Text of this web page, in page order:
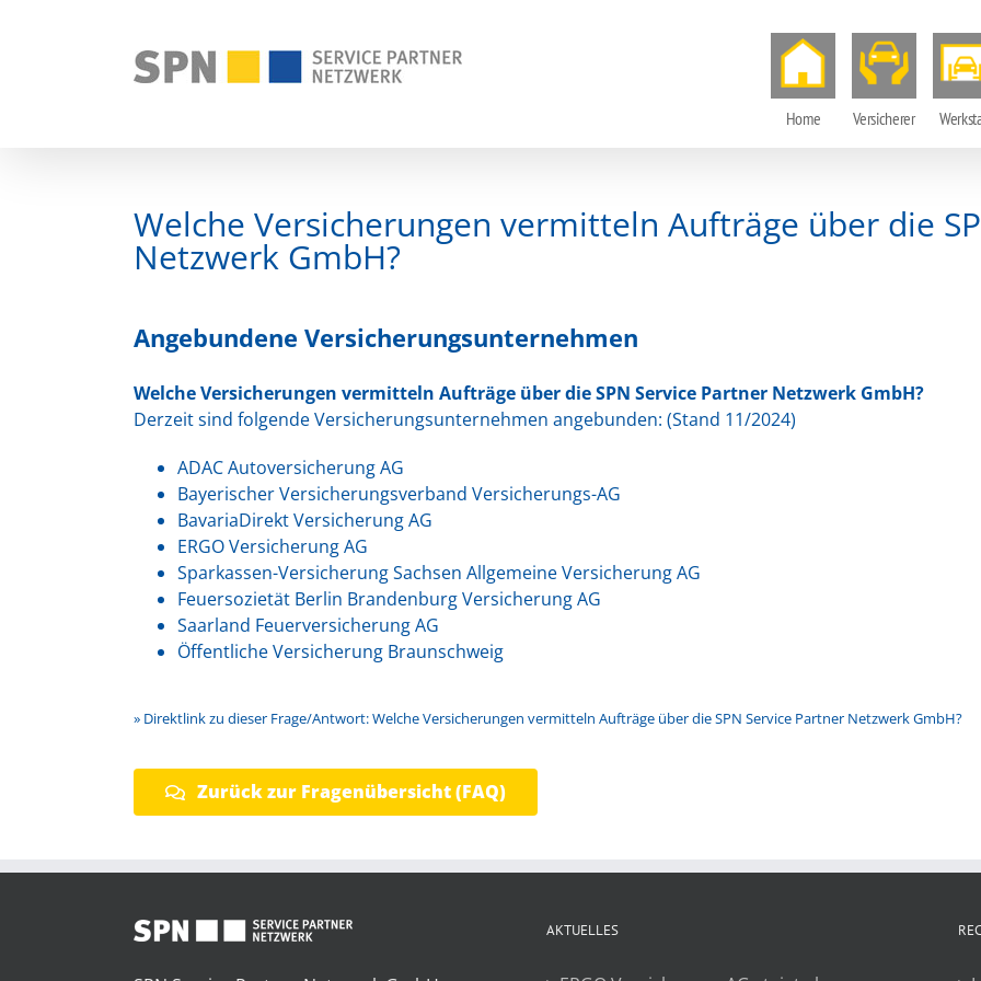
Home Versicherer
Welche Versicherungen vermitteln Aufträge über die
Netzwerk GmbH?
Angebundene Versicherungsunternehmen
Welche Versicherungen vermitteln Aufträge über die SPN Service Partner Netzwerk GmbH?
Derzeit sind folgende Versicherungsunternehmen angebunden: (Stand 11/2024)
ADAC Autoversicherung AG
Bayerischer Versicherungsverband Versicherungs-AG
BavariaDirekt Versicherung AG
ERGO Versicherung AG
Sparkassen-Versicherung Sachsen Allgemeine Versicherung AG
Feuersozietät Berlin Brandenburg Versicherung AG
Saarland Feuerversicherung AG
Öffentliche Versicherung Braunschweig
» Direktlink zu dieser Frage/Antwort: Welche Versicherungen vermitteln Aufträge über die SPN Service Partner Netzwerk GmbH?
Zurück zur Fragenübersicht (FAQ)
AKTUELLES